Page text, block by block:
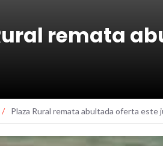
remata
/ Plaza Rural remata abultada oferta este